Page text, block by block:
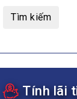
Tìm kiếm
Tính lãi